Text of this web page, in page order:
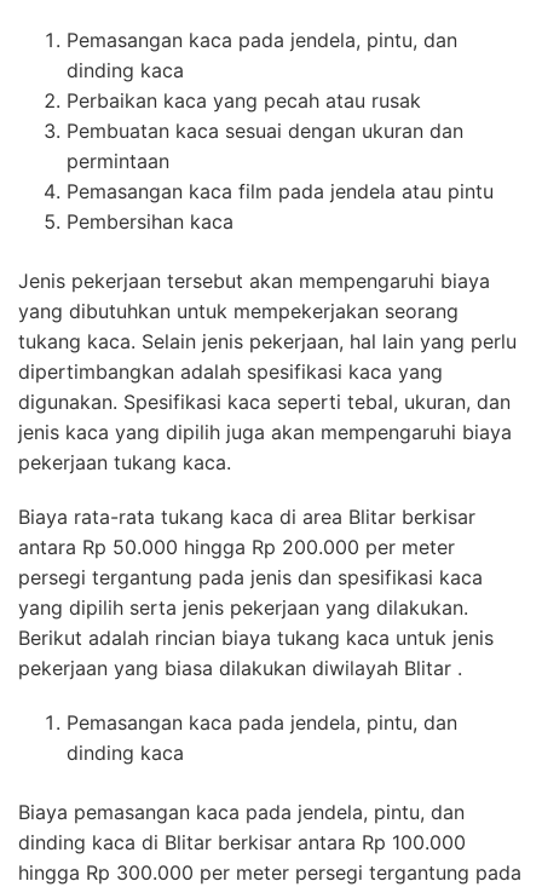
Pemasangan kaca pada jendela, pintu, dan
dinding kaca
Perbaikan kaca yang pecah atau rusak
Pembuatan kaca sesuai dengan ukuran dan
permintaan
Pemasangan kaca film pada jendela atau pintu
Pembersihan kaca
Jenis pekerjaan tersebut akan mempengaruhi biaya
yang dibutuhkan untuk mempekerjakan seorang
tukang kaca. Selain jenis pekerjaan, hal lain yang perlu
dipertimbangkan adalah spesifikasi kaca yang
digunakan. Spesifikasi kaca seperti tebal, ukuran, dan
jenis kaca yang dipilih juga akan mempengaruhi biaya
pekerjaan tukang kaca.
Biaya rata-rata tukang kaca di area Blitar berkisar
antara Rp 50.000 hingga Rp 200.000 per meter
persegi tergantung pada jenis dan spesifikasi kaca
yang dipilih serta jenis pekerjaan yang dilakukan.
Berikut adalah rincian biaya tukang kaca untuk jenis
pekerjaan yang biasa dilakukan diwilayah Blitar .
Pemasangan kaca pada jendela, pintu, dan
dinding kaca
Biaya pemasangan kaca pada jendela, pintu, dan
dinding kaca di Blitar berkisar antara Rp 100.000
hingga Rp 300.000 per meter persegi tergantung pada